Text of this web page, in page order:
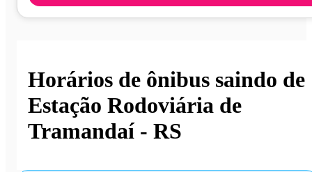
Horários de ônibus saindo de
Estação Rodoviária de
Tramandaí - RS